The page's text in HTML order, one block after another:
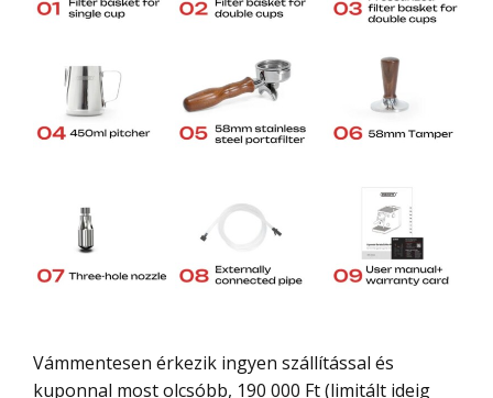
Vámmentesen érkezik ingyen szállítással és
kuponnal most olcsóbb, 190 000 Ft (limitált ideig